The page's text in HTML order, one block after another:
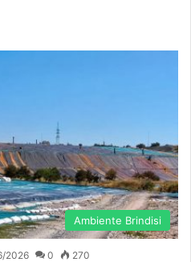
Ambiente Brindisi
2026 0 270